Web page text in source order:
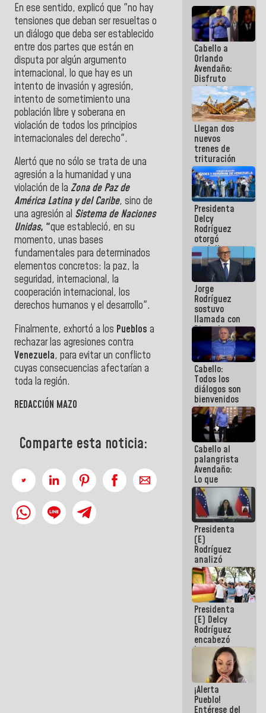
‎En ese sentido, explicó que "no hay
tensiones que deban ser resueltas o
un diálogo que deba ser establecido
entre dos partes que están en
disputa por algún argumento
internacional, lo que hay es un
intento de invasión y agresión,
intento de sometimiento una
población libre y soberana en
violación de todos los principios
internacionales del derecho".
‎Alertó que no sólo se trata de una
agresión a la humanidad y una
violación de la Zona de Paz de
América Latina y del Caribe, sino de
una agresión al Sistema de Naciones
Unidas, "que estableció, en su
momento, unas bases
fundamentales para determinados
elementos concretos: la paz, la
seguridad, internacional, la
cooperación internacional, los
derechos humanos y el desarrollo".
‎Finalmente, exhortó a los Pueblos a
rechazar las agresiones contra
Venezuela, para evitar un conflicto
cuyas consecuencias afectarían a
toda la región.
REDACCIÓN MAZO
Comparte esta noticia:
Cabello a
Orlando
Avendaño:
Disfruto
cada vez
que escribes
porque lo
que haces
es
embarrarla
Llegan dos
nuevos
trenes de
trituración
para
optimizar
manejo de
escombros
en La Guaira
Presidenta
Delcy
Rodríguez
otorgó
medalla
"Héroe de
Venezuela"
a servidores
públicos
Jorge
Rodríguez
sostuvo
llamada con
Dinorah
Figuera y
acuerdan
primer
encuentro
presencial
para el
diálogo
Cabello:
Todos los
diálogos son
bienvenidos
siempre que
estén en el
marco de la
Constitución
de la
República
Cabello al
palangrista
Avendaño:
Lo que
vayas a
escribir
hazlo hoy
por que no
sabemos si
la semana
que viene
hay
programa
Presidenta
(E)
Rodríguez
analizó
junto a
gobernadores
planes de
recuperación
del Sistema
Eléctrico
Nacional
Presidenta
(E) Delcy
Rodríguez
encabezó
lanzamiento
del Plan
Nacional de
Recreación
Vacacional
¡Alerta
Pueblo!
Entérese del